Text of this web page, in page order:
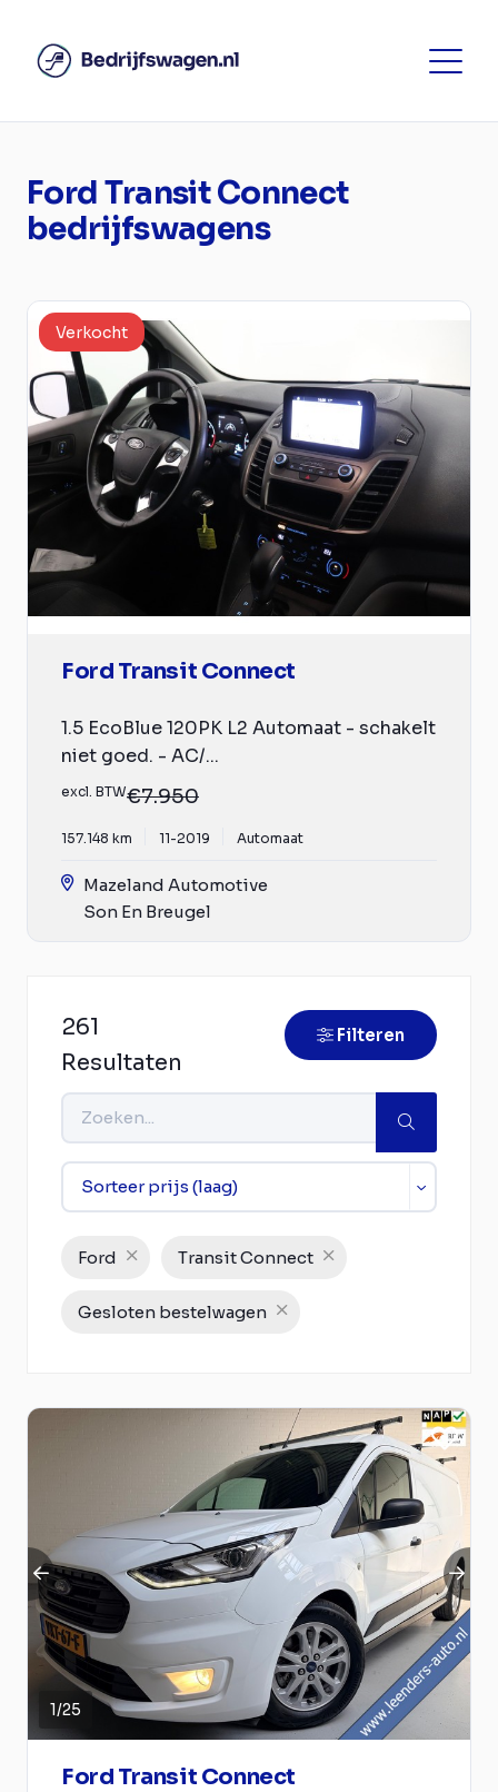
Ford Transit Connect
bedrijfswagens
Verkocht
Ford Transit Connect
1.5 EcoBlue 120PK L2 Automaat - schakelt
niet goed. - AC/...
excl. BTW€7.950
157.148 km 11-2019 Automaat
Mazeland Automotive
Son En Breugel
261
Resultaten
Filteren
Ford Transit Connect
Gesloten bestelwagen
1/25
Ford Transit Connect